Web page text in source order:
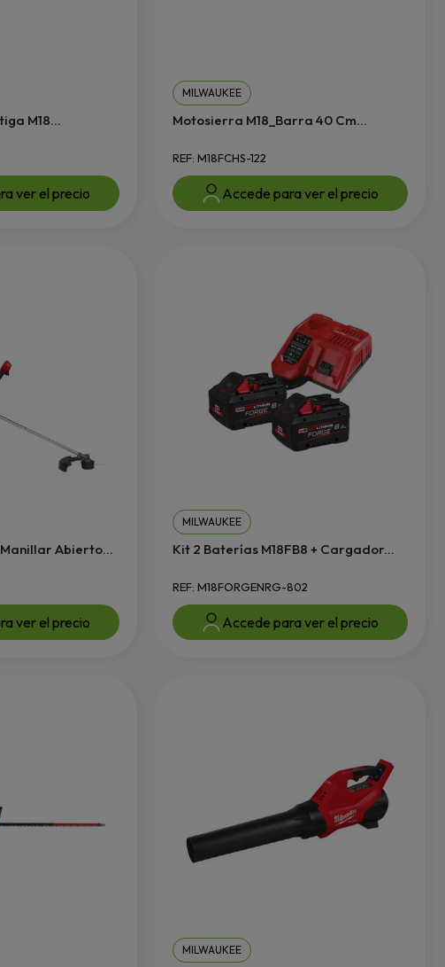
M18...
ver el precio
MILWAUKEE
Motosierra M18_Barra 40 Cm...
REF: M18FCHS-122
Accede para ver el precio
Abierto...
ver el precio
MILWAUKEE
Kit 2 Baterías M18FB8 + Cargador...
REF: M18FORGENRG-802
Accede para ver el precio
MILWAUKEE